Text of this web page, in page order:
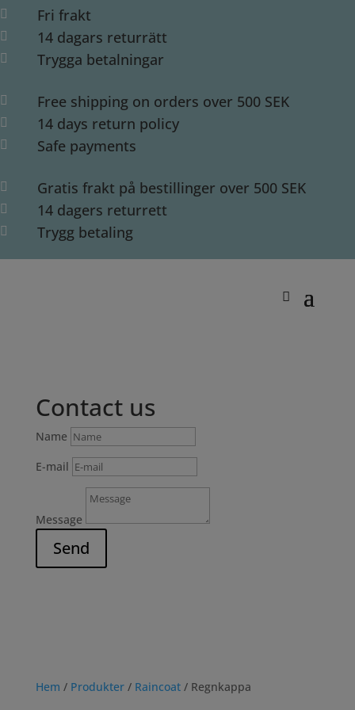
 Fri frakt
 14 dagars returrätt
 Trygga betalningar
 Free shipping on orders over 500 SEK
 14 days return policy
 Safe payments
 Gratis frakt på bestillinger over 500 SEK
 14 dagers returrett
 Trygg betaling
Contact us
Name
E-mail
Message
Send
Hem / Produkter/ Raincoat/ Regnkappa